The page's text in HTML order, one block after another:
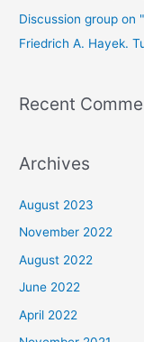
Discussion group on
Friedrich A. Hayek.
Recent
Archives
August 2023
November 2022
August 2022
June 2022
April 2022